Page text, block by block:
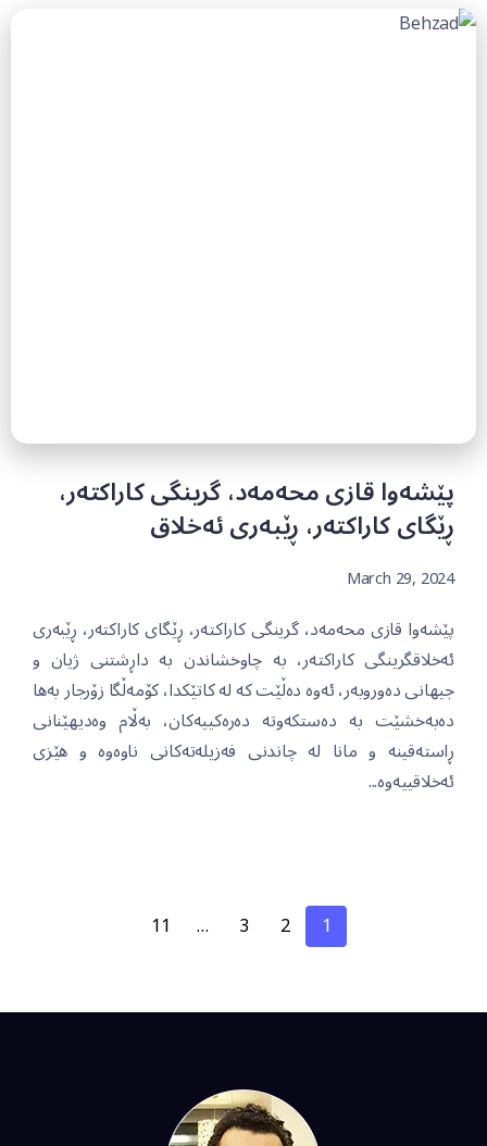
پێشەوا قازی محەمەد، گرینگی کاراکتەر،
ڕێگای کاراکتەر، ڕێبەری ئەخلاق
March 29, 2024
پێشەوا قازی محەمەد، گرینگی کاراکتەر، ڕێگای کاراکتەر، ڕێبەری
ئەخلاقگرینگی کاراکتەر، بە چاوخشاندن بە داڕشتنی ژیان و
جیهانی دەوروبەر، ئەوە دەڵێت کە لە کاتێکدا، کۆمەڵگا زۆرجار بەها
دەبەخشێت بە دەستکەوتە دەرەکییەکان، بەڵام وەدیهێنانی
ڕاستەقینە و مانا لە چاندنی فەزیلەتەکانی ناوەوە و هێزی
ئەخلاقییەوە...
1
2
3
…
11